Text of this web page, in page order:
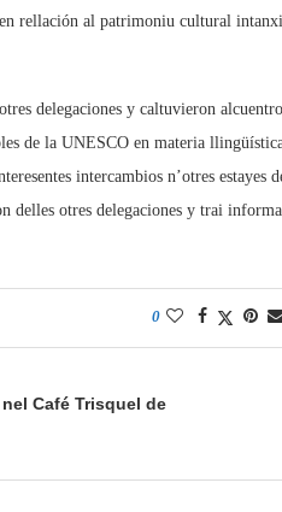
rellación al patrimoniu cultural
delegaciones y caltuvieron
de la UNESCO en materia
intercambios n’otres
delles otres delegaciones y trai
0
Café Trisquel de